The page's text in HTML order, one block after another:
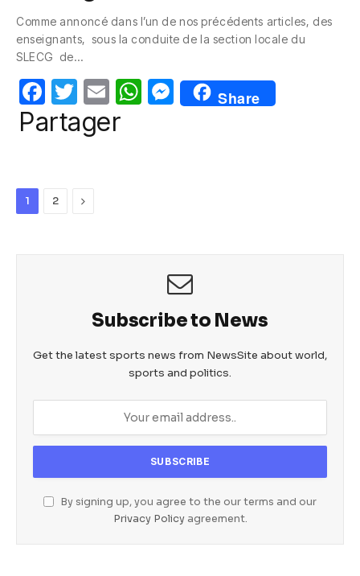
e
b
o
o
k
itt
er
s
p
p
e
g
er
Comme annoncé dans l’un de nos précédents articles, des
enseignants, sous la conduite de la section locale du
SLECG de…
F
a
b
T
w
itt
E
m
W M
e
Share
Partager
1 2 Next
Subscribe to News
Get the latest sports news from NewsSite about world,
sports and politics.
By signing up, you agree to the our terms and our
Privacy Policyagreement.